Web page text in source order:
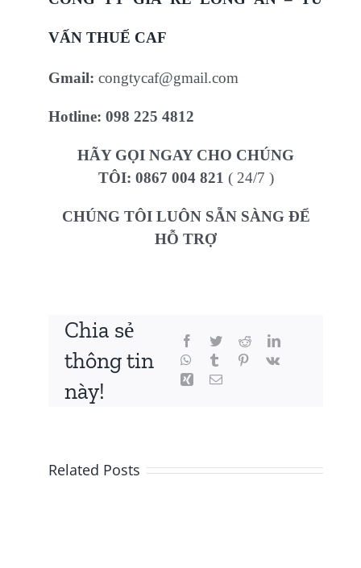
VẤN THUẾ CAF
Gmail: congtycaf@gmail.com
Hotline: 098 225 4812
HÃY GỌI NGAY CHO CHÚNG
TÔI: 0867 004 821 ( 24/7 )
CHÚNG TÔI LUÔN SẴN SÀNG ĐỂ
HỖ TRỢ
Chia sẻ
thông tin
này!
Related Posts